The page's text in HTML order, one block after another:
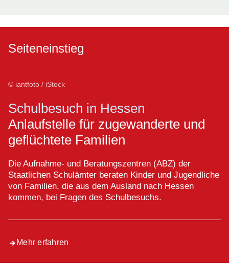
Seiteneinstieg
© iantfoto / iStock
Schulbesuch in Hessen
Anlaufstelle für zugewanderte und
geflüchtete Familien
Die Aufnahme- und Beratungszentren (ABZ) der
Staatlichen Schulämter beraten Kinder und Jugendliche
von Familien, die aus dem Ausland nach Hessen
kommen, bei Fragen des Schulbesuchs.
Mehr erfahren